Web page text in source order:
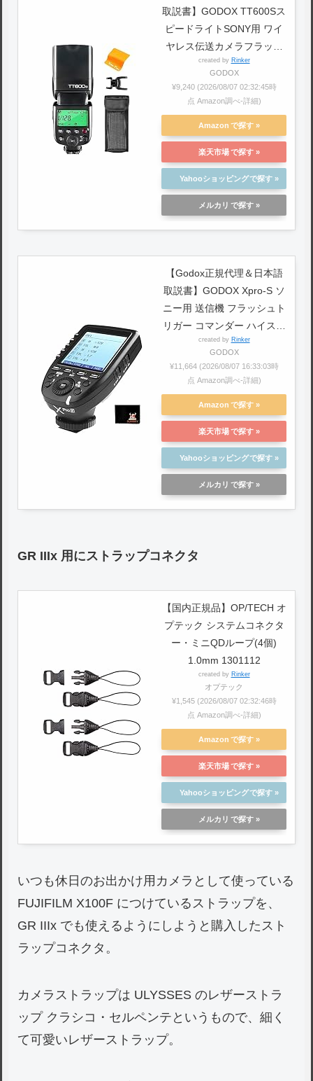
取説書】GODOX TT600Sス
ピードライトSONY用 ワイ
ヤレス伝送カメラフラッシ
ュハイスピードシンクロマ
スタースレーブマル内蔵2.4
Gカメラフラッシュfor ソニ
ー デジタルSLR 7 a7r a7II
a7RII a58 a99 [並行輸入品]
created by Rinker
GODOX
¥9,240 (2026/08/07 02:32:45時
点 Amazon調べ-詳細)
Amazon
楽天市場
Yahooショッピング
メルカリ
【Godox正規代理＆日本語
取説書】GODOX Xpro-S ソ
ニー用 送信機 フラッシュト
リガー コマンダー ハイスピ
ードシンクロ1/8000s Sony
一眼レフカメラ対応 超大
LCDスクリーン ゴドックス
クリップオン モノブロック
ストロボ適用 [並行輸入品]
created by Rinker
GODOX
¥11,664 (2026/08/07 16:33:03時
点 Amazon調べ-詳細)
Amazon
楽天市場
Yahooショッピング
メルカリ
GR IIIx 用にストラップコネクタ
【国内正規品】OP/TECH オ
プテック システムコネクタ
ー・ミニQDループ(4個)
1.0mm 1301112
created by Rinker
オプテック
¥1,545 (2026/08/07 02:32:46時
点 Amazon調べ-詳細)
Amazon
楽天市場
Yahooショッピング
メルカリ
いつも休日のお出かけ用カメラとして使っている
FUJIFILM X100F につけているストラップを、
GR IIIx でも使えるようにしようと購入したスト
ラップコネクタ。
カメラストラップは ULYSSES のレザーストラ
ップ クラシコ・セルペンテというもので、細く
て可愛いレザーストラップ。